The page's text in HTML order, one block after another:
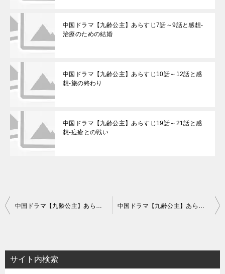
中国ドラマ【九齢公主】あらすじ7話～9話と感想-
治療のための結婚
中国ドラマ【九齢公主】あらすじ10話～12話と感
想-旅の終わり
中国ドラマ【九齢公主】あらすじ19話～21話と感
想-痘瘡との戦い
投
ビ
ゲ
中国ドラマ【九齢公主】あらすじ13話～15話と感想-婚礼と名声 中国ドラマ【九齢公主】あらすじ19話～21話と感想-痘瘡との戦い
サイト内検索